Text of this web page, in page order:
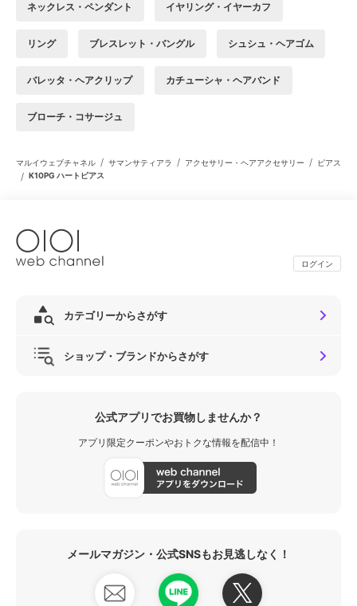
ネックレス・ペンダント イヤリング・イヤーカフ
リング ブレスレット・バングル シュシュ・ヘアゴム
バレッタ・ヘアクリップ カチューシャ・ヘアバンド
ブローチ・コサージュ
マルイウェブチャネル / サマンサティアラ / アクセサリー・ヘアアクセサリー / ピアス
/ K10PG ハートピアス
ログイン
カテゴリーからさがす
ショップ・ブランドからさがす
公式アプリでお買物しませんか？
アプリ限定クーポンやおトクな情報を配信中！
メールマガジン・公式SNSもお見逃しなく！